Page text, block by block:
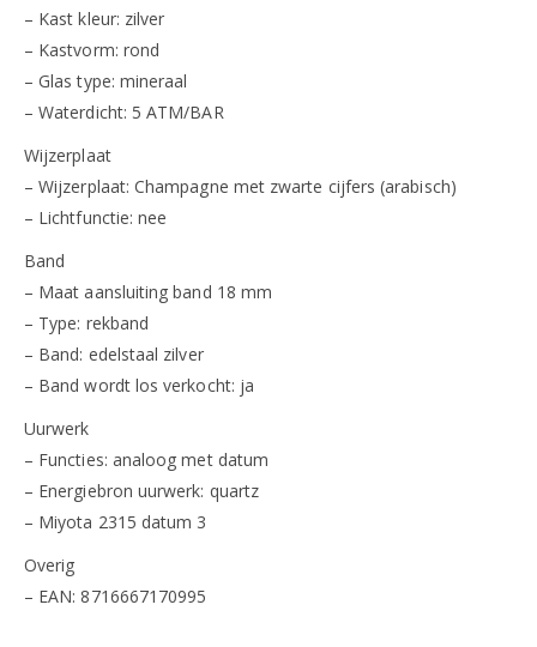
– Kast kleur: zilver
– Kastvorm: rond
– Glas type: mineraal
– Waterdicht: 5 ATM/BAR
Wijzerplaat
– Wijzerplaat: Champagne met zwarte cijfers (arabisch)
– Lichtfunctie: nee
Band
– Maat aansluiting band 18 mm
– Type: rekband
– Band: edelstaal zilver
– Band wordt los verkocht: ja
Uurwerk
– Functies: analoog met datum
– Energiebron uurwerk: quartz
– Miyota 2315 datum 3
Overig
– EAN: 8716667170995